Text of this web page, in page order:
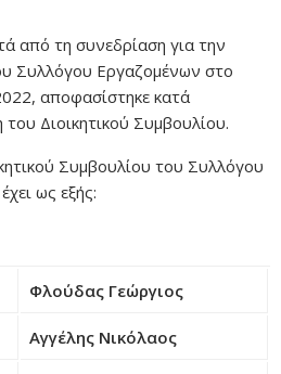
από τη συνεδρίαση για την
Συλλόγου Εργαζομένων στο
αποφασίστηκε κατά
Διοικητικού Συμβουλίου.
Συμβουλίου του Συλλόγου
ως εξής:
Φλούδας Γεώργιος
Αγγέλης Νικόλαος